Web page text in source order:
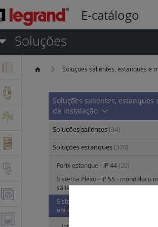
E-catálogo
Soluções
Soluções salientes, estanques e
Soluções salientes, estanques
de instalação
Soluções salientes(34)
Soluções estanques(370)
Forix estanque - IP 44(20)
Sistema Plexo - IP 55 - monobloco
saliente(7)
Sistema Plexo - IP 55 - monobloco
encastrada